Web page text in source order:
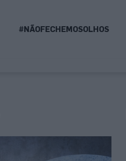
#NÃOFECHEMOSOLHOS